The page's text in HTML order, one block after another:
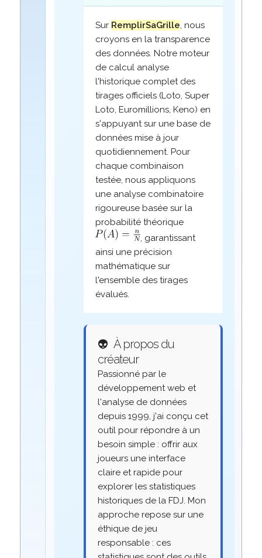
Sur RemplirSaGrille, nous
croyons en la transparence
des données. Notre moteur
de calcul analyse
l'historique complet des
tirages officiels (Loto, Super
Loto, Euromillions, Keno) en
s'appuyant sur une base de
données mise à jour
quotidiennement. Pour
chaque combinaison
testée, nous appliquons
une analyse combinatoire
rigoureuse basée sur la
probabilité théorique
, garantissant
ainsi une précision
mathématique sur
l'ensemble des tirages
évalués.
👽 À propos du
créateur
Passionné par le
développement web et
l'analyse de données
depuis 1999, j'ai conçu cet
outil pour répondre à un
besoin simple : offrir aux
joueurs une interface
claire et rapide pour
explorer les statistiques
historiques de la FDJ. Mon
approche repose sur une
éthique de jeu
responsable : ces